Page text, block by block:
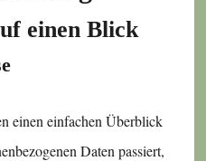
einen Blick
einen einfachen Überblick
Daten passiert,